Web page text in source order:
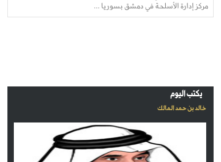
مركز إدارة الأسلحة في دمشق بسوريا ...
يكتب اليوم
خالد بن حمد المالك